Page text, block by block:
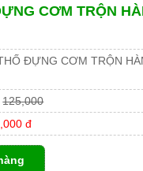
CƠM TRỘN
ĐỰNG CƠM TRỘN
125,000
đ